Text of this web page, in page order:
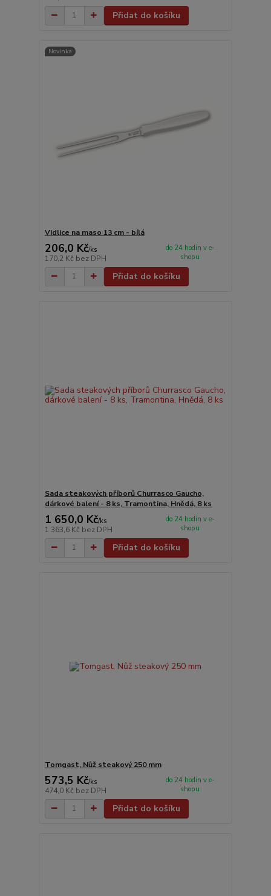
Přidat do košíku
Novinka
Vidlice na maso 13 cm - bílá
206,0 Kč/ks
170,2 Kč bez DPH
do 24 hodin v e-
shopu
Přidat do košíku
Sada steakových příborů Churrasco Gaucho,
dárkové balení - 8 ks, Tramontina, Hnědá, 8 ks
1 650,0 Kč/ks
1 363,6 Kč bez DPH
do 24 hodin v e-
shopu
Přidat do košíku
Tomgast, Nůž steakový 250 mm
573,5 Kč/ks
474,0 Kč bez DPH
do 24 hodin v e-
shopu
Přidat do košíku